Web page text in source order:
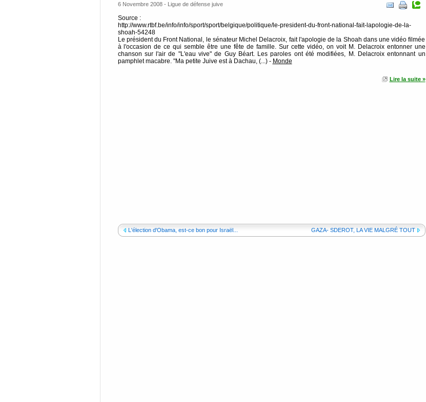
6 Novembre 2008 - Ligue de défense juive
Source :
http://www.rtbf.be/info/info/sport/sport/belgique/politique/le-president-du-front-national-fait-lapologie-de-la-
shoah-54248
Le président du Front National, le sénateur Michel Delacroix, fait l'apologie de la Shoah dans une vidéo filmée
à l'occasion de ce qui semble être une fête de famille. Sur cette vidéo, on voit M. Delacroix entonner une
chanson sur l'air de "L'eau vive" de Guy Béart. Les paroles ont été modifiées, M. Delacroix entonnant un
pamphlet macabre. "Ma petite Juive est à Dachau, (...) - Monde
Lire la suite »
L'élection d'Obama, est-ce bon pour Israël... GAZA- SDEROT, LA VIE MALGRÉ TOUT